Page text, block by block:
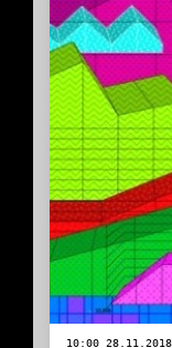
10:00 28.11.2018